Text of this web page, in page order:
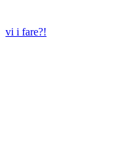
vi i fare?!